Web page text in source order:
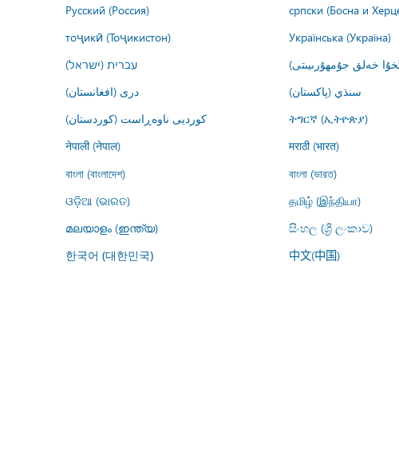
Русский (Россия) српски (Босна и
тоҷикӣ (Тоҷикистон) Українська (Україна)
עברית (ישראל) خەلق جۇمھۇرىيىتى)
درى (افغانستان) سنڌي (پاکستان)
کوردیی ناوەڕاست (کوردستان) ትግርኛ (ኢትዮጵያ)
नेपाली (नेपाल) मराठी (भारत)
বাংলা (বাংলাদেশ) বাংলা (ভারত)
ଓଡ଼ିଆ (ଭାରତ) தமிழ் (இந்தியா)
മലയാളം (ഇന്ത്യ) සිංහල (ශ්‍රී ලංකාව)
한국어 (대한민국) 中文(中国)